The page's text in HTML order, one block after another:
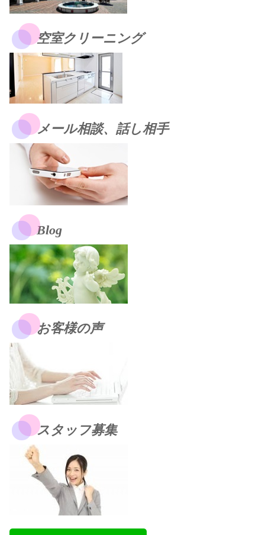
空室クリーニング
メール相談、話し相手
Blog
お客様の声
スタッフ募集